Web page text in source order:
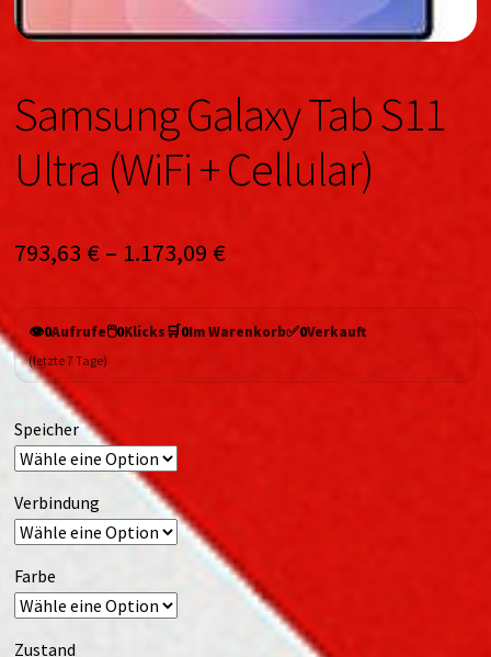
Samsung Galaxy Tab S11
Ultra (WiFi + Cellular)
793,63 € – 1.173,09 €
👁️0Aufrufe🖱️0Klicks🛒0Im Warenkorb✅0Verkauft
(letzte 7 Tage)
Speicher
Verbindung
Farbe
Zustand